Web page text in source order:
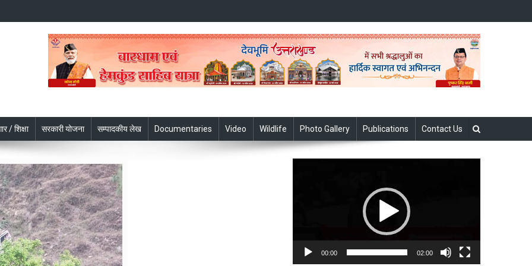
/ शिक्षा सरकारी योजना सम्पादकीय लेख Documentaries Video Wildlife Photo Gallery Publications Contact Us
00:00 02:00